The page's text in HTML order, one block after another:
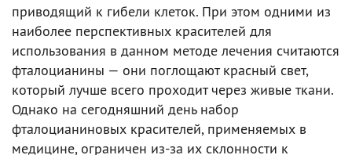
приводящий к гибели клеток. При этом одними из
наиболее перспективных красителей для
использования в данном методе лечения считаются
фталоцианины — они поглощают красный свет,
который лучше всего проходит через живые ткани.
Однако на сегодняшний день набор
фталоцианиновых красителей, применяемых в
медицине, ограничен из-за их склонности к